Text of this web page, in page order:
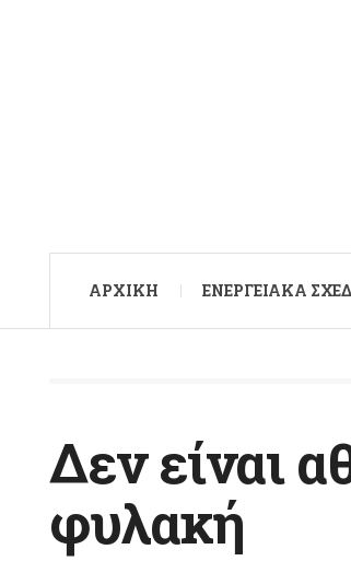
ΑΡXΙΚΉ ΕΝΕΡΓΕΙΑΚΆ
Δεν είναι
φυλακή